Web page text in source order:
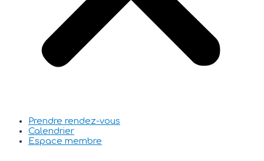
Prendre rendez-vous
Calendrier
Espace membre